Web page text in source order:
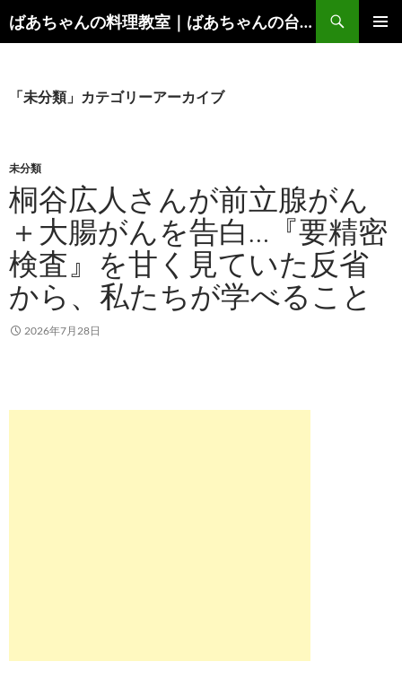
ン
キ
プ
ばあちゃんの料理教室｜ばあちゃんの台所から学ぶ、食と健康の知恵
索
「未分類」カテゴリーアーカイブ
未分類
桐谷広人さんが前立腺がん
＋大腸がんを告白…『要精密
検査』を甘く見ていた反省
から、私たちが学べること
2026年7月28日